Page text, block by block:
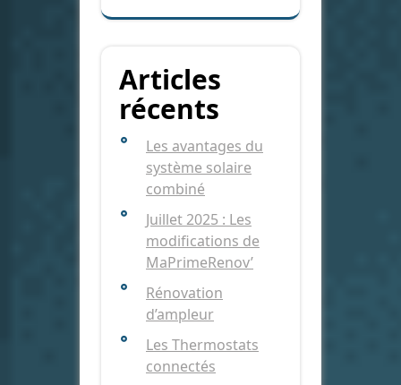
Articles
récents
Les avantages du
système solaire
combiné
Juillet 2025 : Les
modifications de
MaPrimeRenov’
Rénovation
d’ampleur
Les Thermostats
connectés